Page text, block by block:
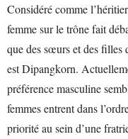
Considéré comme
femme sur le trône fait
que des sœurs et des filles
est Dipangkorn.
préférence masculine
femmes entrent dans
priorité au sein d’une